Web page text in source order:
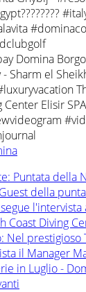
????????
Domina
Sharm el
Center Elisir
Puntata della
della
l'intervista
Coast Diving
Nel prestigioso
il Manager
in Luglio -